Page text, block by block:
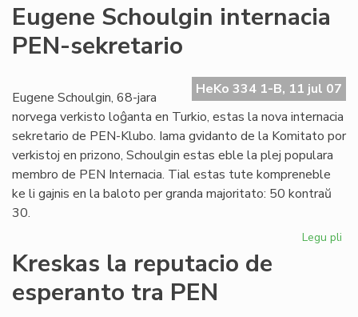
Eugene Schoulgin internacia
PEN-sekretario
HeKo 334 1-B, 11 jul 07
Eugene Schoulgin, 68-jara
norvega verkisto loĝanta en Turkio, estas la nova internacia
sekretario de PEN-Klubo. Iama gvidanto de la Komitato por
verkistoj en prizono, Schoulgin estas eble la plej populara
membro de PEN Internacia. Tial estas tute kompreneble
ke li gajnis en la baloto per granda majoritato: 50 kontraŭ
30.
Legu pli
Kreskas la reputacio de
esperanto tra PEN